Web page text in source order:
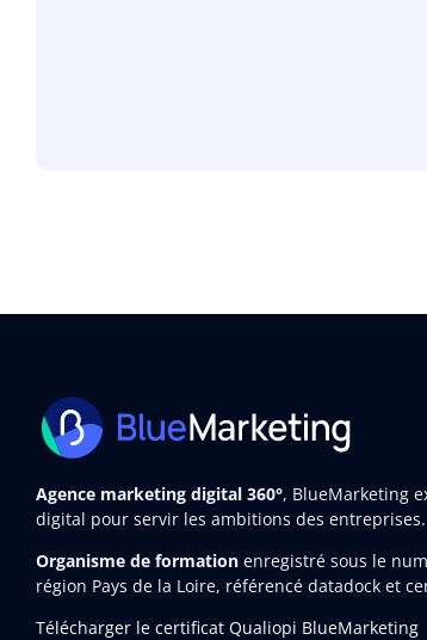
Agence marketing digital 360°, BlueMarketing
digital pour servir les ambitions des entreprises.
Organisme de formation enregistré sous le
région Pays de la Loire, référencé datadock et
Télécharger le certificat Qualiopi BlueMarketing